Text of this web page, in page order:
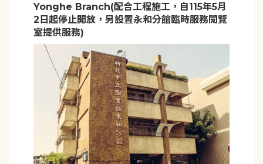
Yonghe Branch(配合工程施工，自115年5月
2日起停止開放，另設置永和分館臨時服務閱覽
室提供服務)